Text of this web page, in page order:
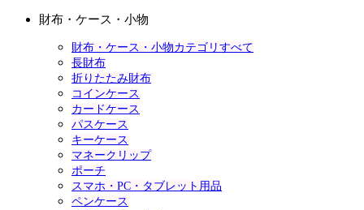
財布・ケース・小物
財布・ケース・小物カテゴリすべて
長財布
折りたたみ財布
コインケース
カードケース
パスケース
キーケース
マネークリップ
ポーチ
スマホ・PC・タブレット用品
ペンケース